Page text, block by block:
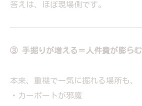
答えは、ほぼ現場側です。
③ 手掘りが増える＝人件費が膨らむ
本来、重機で一気に掘れる場所も、
・カーポートが邪魔